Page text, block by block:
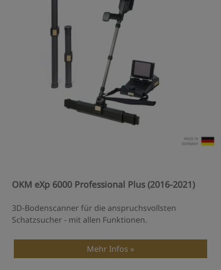
OKM eXp 6000 Professional Plus (2016-2021)
3D-Bodenscanner für die anspruchsvollsten
Schatzsucher - mit allen Funktionen.
Mehr Infos